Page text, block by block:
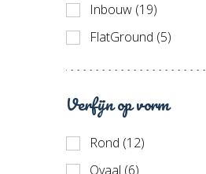
Inbouw (19)
FlatGround (5)
Verfijn op vorm
Rond (12)
Ovaal (6)